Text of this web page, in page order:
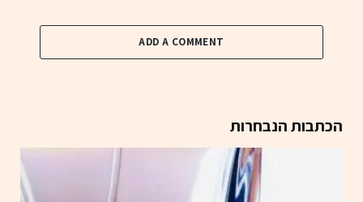
ADD A COMMENT
הכתבות הנבחרות